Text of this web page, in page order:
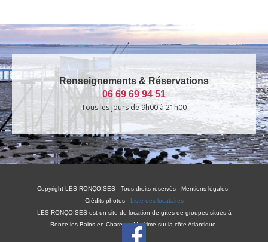
Renseignements & Réservations
06 69 69 94 51
Tous les jours de 9h00 à 21h00
Copyright LES RONÇOISES - Tous droits réservés - Mentions légales -
Crédits photos - Liste des locataires
LES RONÇOISES est un site de location de gîtes de groupes situés à
Ronce-les-Bains en Charente-Maritime sur la côte Atlantique.